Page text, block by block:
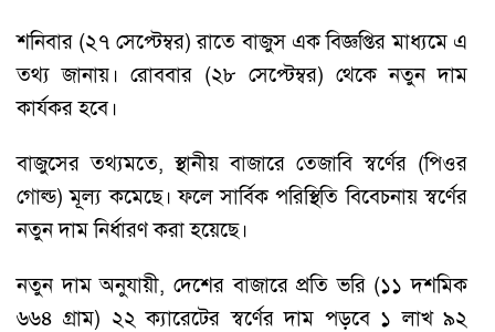
শনিবার (২৭ সেপ্টেম্বর) রাতে বাজুস এক বিজ্ঞপ্তির মাধ্যমে এ
তথ্য জানায়। রোববার (২৮ সেপ্টেম্বর) থেকে নতুন দাম
কার্যকর হবে।
বাজুসের তথ্যমতে, স্থানীয় বাজারে তেজাবি স্বর্ণের (পিওর
গোল্ড) মূল্য কমেছে। ফলে সার্বিক পরিস্থিতি বিবেচনায় স্বর্ণের
নতুন দাম নির্ধারণ করা হয়েছে।
নতুন দাম অনুযায়ী, দেশের বাজারে প্রতি ভরি (১১ দশমিক
৬৬৪ গ্রাম) ২২ ক্যারেটের স্বর্ণের দাম পড়বে ১ লাখ ৯২